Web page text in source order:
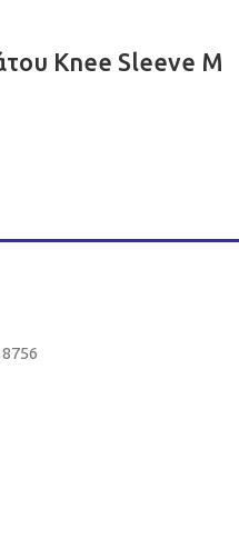
Knee Sleeve M